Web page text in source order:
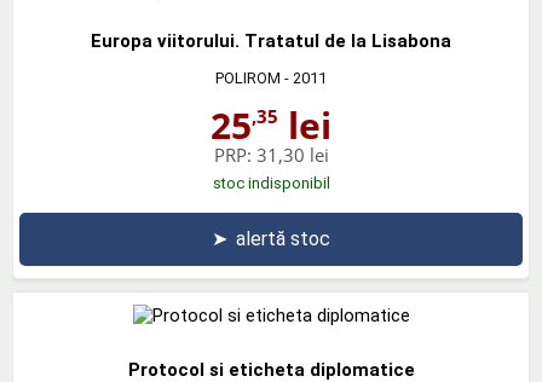
Europa viitorului. Tratatul de la Lisabona
POLIROM - 2011
25,35 lei
PRP: 31,30 lei
stoc indisponibil
➤ alertă stoc
Protocol si eticheta diplomatice